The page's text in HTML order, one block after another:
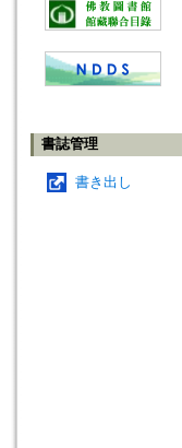
書誌管理
書き出し